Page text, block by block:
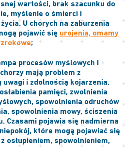
wartości, brak szacunku do
myślenie o śmierci i
U chorych na zaburzenia
pojawić się urojenia, omamy
;
procesów myślowych i
mają problem z
uwagi i zdolnością kojarzenia.
pamięci, zwolnienia
spowolnienia odruchów
spowolnienia mowy, ściszenia
Czasami pojawia się nadmierna
które mogą pojawiać się
osłupieniem, spowolnieniem,